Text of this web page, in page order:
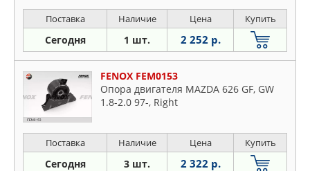
Поставка Наличие Цена Купить
Сегодня 1 шт. 2 252 р.
FENOX FEM0153
Опора двигателя MAZDA 626 GF, GW
1.8-2.0 97-, Right
Поставка Наличие Цена Купить
Сегодня 3 шт. 2 322 р.